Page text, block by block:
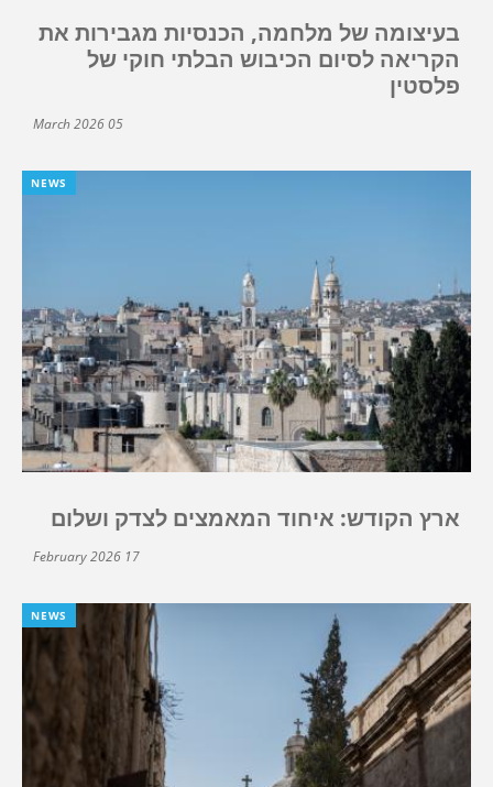
בעיצומה של מלחמה, הכנסיות מגבירות את
הקריאה לסיום הכיבוש הבלתי חוקי של
פלסטין
05 March 2026
NEWS
ארץ הקודש: איחוד המאמצים לצדק ושלום
17 February 2026
NEWS